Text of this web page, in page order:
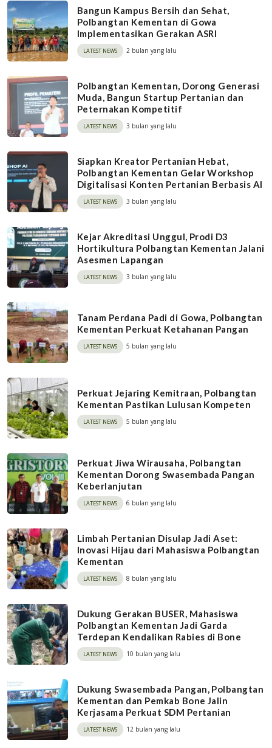
Bangun Kampus Bersih dan Sehat,
Polbangtan Kementan di Gowa
Implementasikan Gerakan ASRI
LATEST NEWS 2 bulan yang lalu
Polbangtan Kementan, Dorong Generasi
Muda, Bangun Startup Pertanian dan
Peternakan Kompetitif
LATEST NEWS 3 bulan yang lalu
Siapkan Kreator Pertanian Hebat,
Polbangtan Kementan Gelar Workshop
Digitalisasi Konten Pertanian Berbasis AI
LATEST NEWS 3 bulan yang lalu
Kejar Akreditasi Unggul, Prodi D3
Hortikultura Polbangtan Kementan Jalani
Asesmen Lapangan
LATEST NEWS 3 bulan yang lalu
Tanam Perdana Padi di Gowa, Polbangtan
Kementan Perkuat Ketahanan Pangan
LATEST NEWS 5 bulan yang lalu
Perkuat Jejaring Kemitraan, Polbangtan
Kementan Pastikan Lulusan Kompeten
LATEST NEWS 5 bulan yang lalu
Perkuat Jiwa Wirausaha, Polbangtan
Kementan Dorong Swasembada Pangan
Keberlanjutan
LATEST NEWS 6 bulan yang lalu
Limbah Pertanian Disulap Jadi Aset:
Inovasi Hijau dari Mahasiswa Polbangtan
Kementan
LATEST NEWS 8 bulan yang lalu
Dukung Gerakan BUSER, Mahasiswa
Polbangtan Kementan Jadi Garda
Terdepan Kendalikan Rabies di Bone
LATEST NEWS 10 bulan yang lalu
Dukung Swasembada Pangan, Polbangtan
Kementan dan Pemkab Bone Jalin
Kerjasama Perkuat SDM Pertanian
LATEST NEWS 12 bulan yang lalu